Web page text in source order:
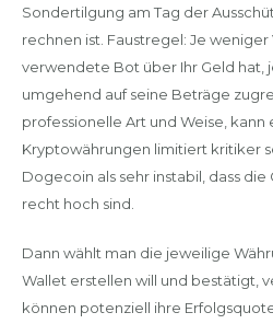
Sondertilgung am Tag der
rechnen ist. Faustregel: Je
verwendete Bot über Ihr Geld hat,
umgehend auf seine Beträge
professionelle Art und Weise, kann
Kryptowährungen limitiert kritiker
Dogecoin als sehr instabil, dass
recht hoch sind.
Dann wählt man die jeweilige
Wallet erstellen will und bestätigt,
können potenziell ihre